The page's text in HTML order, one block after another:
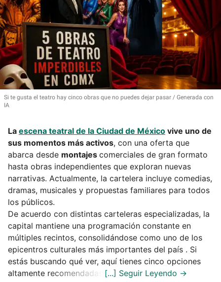
Si te gusta el teatro hay cinco obras que no puedes dejar pasar
Generada con
IA
La escena teatral de la Ciudad de México vive uno de
sus momentos más activos, con una oferta que
abarca desde montajes comerciales de gran formato
hasta obras independientes que exploran nuevas
narrativas. Actualmente, la cartelera incluye comedias,
dramas, musicales y propuestas familiares para todos
los públicos.
De acuerdo con distintas carteleras especializadas, la
capital mantiene una programación constante en
múltiples recintos, consolidándose como uno de los
epicentros culturales más importantes del país . Si
estás buscando qué ver, aquí tienes cinco opciones
altamente recomendadas.